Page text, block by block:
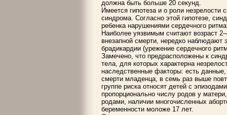
должна быть больше 20 секунд.
Имеется гипотеза и о роли незрелости
синдрома. Согласно этой гипотезе,
ребенка нарушениями сердечного
Наиболее уязвимым считают возраст
внезапной смерти, нередко
брадикардии (урежение сердечного
Замечено, что предрасположены к
тела, для которых характерна
наследственные факторы: есть
смерти младенца, в семь раз выше
группе риска относят детей с
пропорционально числу родов у
родами, наличии многочисленных
беременности моложе 17 лет.